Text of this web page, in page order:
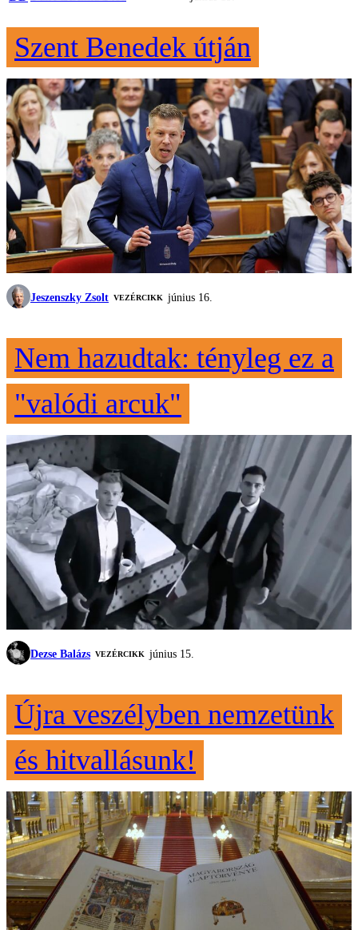
Szent Benedek útján
Jeszenszky Zsolt VEZÉRCIKK június 16.
Nem hazudtak: tényleg ez a
"valódi arcuk"
Dezse Balázs VEZÉRCIKK június 15.
Újra veszélyben nemzetünk
és hitvallásunk!